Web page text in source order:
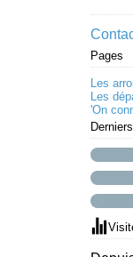
Pages
Les
Les
'On